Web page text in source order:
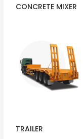
CONCRETE MIXER
TRAILER